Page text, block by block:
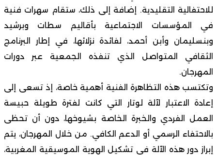
للاحتفالية التقليدية. إضافة إلى ذلك، ستقام سهرات فنية
في المؤسسات الاجتماعية بأقاليم سطات وبرشيد
وبنسليمان وأبن أحمد، لفائدة نزلائها، في إطار البرنامج
الثقافي المتواصل الذي تنفذه الجمعية عبر دورات
المهرجان.
وتكتسب هذه التظاهرة الفنية أهمية خاصة، إذ تسعى إلى
إعادة الاعتبار لآلة لوتار التي كانت لفترة طويلة حبيسة
العمل الفردي والخبرة الخاصة بشيوخها، دون أن تحظى
بالاحتفاء الرسمي أو الدعم الكافي. من خلال المهرجان، يتم
إبراز دور هذه الآلة في تشكيل الهوية الموسيقية المغربية،